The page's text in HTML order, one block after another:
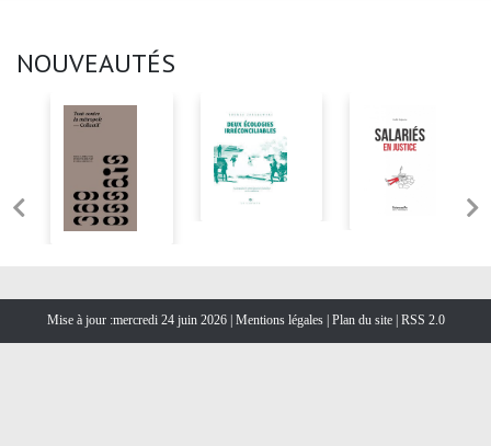
NOUVEAUTÉS
Mise à jour :mercredi 24 juin 2026 | Mentions légales Plan du site RSS 2.0